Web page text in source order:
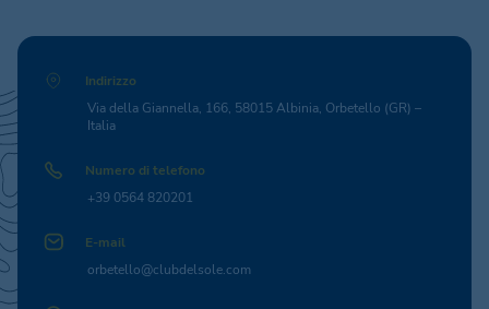
Indirizzo
Via della Giannella, 166, 58015 Albinia, Orbetello (GR) –
Italia
Numero di telefono
+39 0564 820201
E-mail
orbetello@clubdelsole.com